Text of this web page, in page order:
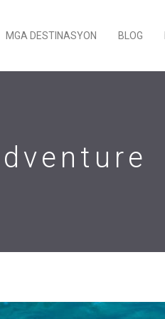
MGA DESTINASYON BLOG